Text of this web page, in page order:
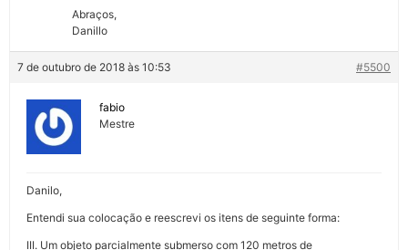
Abraços,
Danillo
7 de outubro de 2018 às 10:53 #5500
fabio
Mestre
Danilo,
Entendi sua colocação e reescrevi os itens de seguinte forma:
III. Um objeto parcialmente submerso com 120 metros de